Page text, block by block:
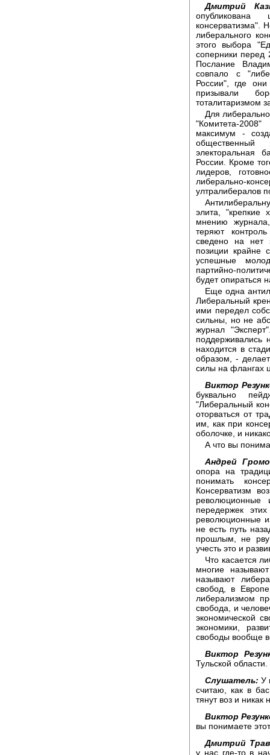
Дмитрий
опубликована
консерватизма".
либерального
этого выбора
соперники перед
Послание
совпало с
России", где
призывали
тоталитаризмом
Для
"Комитета-
максимум -
электоральная
России. Кроме
лидеров,
либерально-
ултралибералов
элита, "крепкие
мнению
теряют
сведено на нет
позиции крайне
успешные
партийно-
будет опираться
Еще одна
Либеральный
ими передел
сильны, но не
журнал
поддерживались
находится в
образом, -
силы на флангах
Виктор
буквально
"Либеральный
оторваться от
им, как при
оболочке, и
А что вы
Андрей
опора на
понимать
Консерватизм
революционные
передержек
революционные
не есть путь
прошлым, не
учесть это и
Что касается
многие
называют
свобод, в
либерализмом
свобода, и
экономической
экономики,
свободы вообще
Виктор
Тульской области.
Слушатель: У
считаю, как в
тянут воз и никак
Виктор
вы понимаете
Дмитрий
у нас где-то в